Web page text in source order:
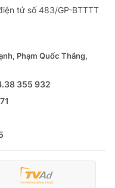
tử số 483/GP-BTTTT
Phạm Quốc Thắng,
355 932